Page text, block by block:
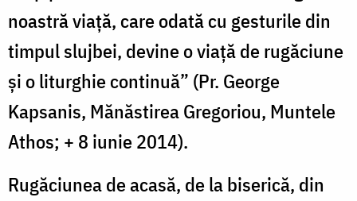
noastră viață, care odată cu gesturile din
timpul slujbei, devine o viață de rugăciune
și o liturghie continuă” (Pr. George
Kapsanis, Mănăstirea Gregoriou, Muntele
Athos; + 8 iunie 2014).
Rugăciunea de acasă, de la biserică, din